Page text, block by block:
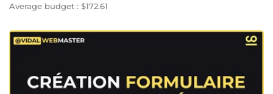
Average budget : $172.61